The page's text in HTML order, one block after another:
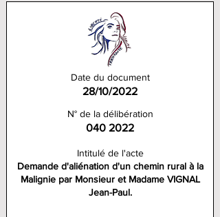
Date du document
28/10/2022
N° de la délibération
040 2022
Intitulé de l'acte
Demande d'aliénation d'un chemin rural à la
Malignie par Monsieur et Madame VIGNAL
Jean-Paul.